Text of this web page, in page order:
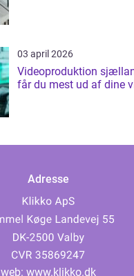
03 april 2026
Videoproduktion
får du mest ud af dine
Adresse
web: www.klikko.dk